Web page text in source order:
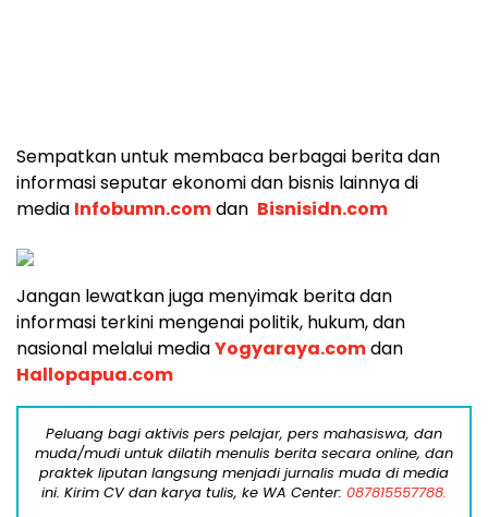
Sempatkan untuk membaca berbagai berita dan
informasi seputar ekonomi dan bisnis lainnya di
media Infobumn.comdan Bisnisidn.com
Jangan lewatkan juga menyimak berita dan
informasi terkini mengenai politik, hukum, dan
nasional melalui mediaYogyaraya.comdan
Hallopapua.com
Peluang bagi aktivis pers pelajar, pers mahasiswa, dan
muda/mudi untuk dilatih menulis berita secara online, dan
praktek liputan langsung menjadi jurnalis muda di media
ini. Kirim CV dan karya tulis, ke WA Center: 087815557788.